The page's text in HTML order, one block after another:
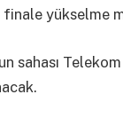
yükselme
sahası